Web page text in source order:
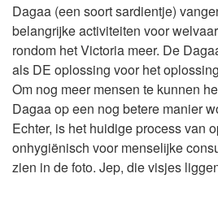
Dagaa (een soort sardientje)
belangrijke activiteiten voor
rondom het Victoria meer. De
als DE oplossing voor het
Om nog meer mensen te kunnen
Dagaa op een nog betere manier
Echter, is het huidige process van
onhygiënisch voor menselijke
zien in de foto. Jep, die visjes